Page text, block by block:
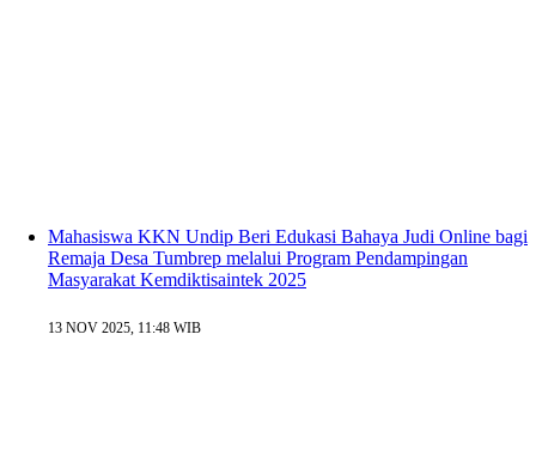
Mahasiswa KKN Undip Beri Edukasi Bahaya Judi Online bagi
Remaja Desa Tumbrep melalui Program Pendampingan
Masyarakat Kemdiktisaintek 2025
13 NOV 2025, 11:48 WIB